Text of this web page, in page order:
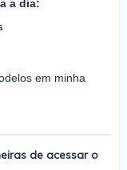
a dia:
em minha
de acessar o